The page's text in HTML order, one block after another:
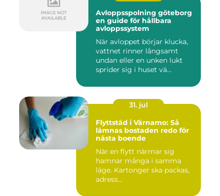
Avloppsspolning göteborg
en guide för hållbara
avloppssystem
När avloppet börjar klucka,
vattnet rinner långsamt
undan eller en unken lukt
sprider sig i huset vä...
31. jul
Flyttstäd i Värnamo: Så
lämnas bostaden redo för
nästa boende
När en flytt närmar sig
hamnar många i samma
läge. Kartonger ska packas,
adress...